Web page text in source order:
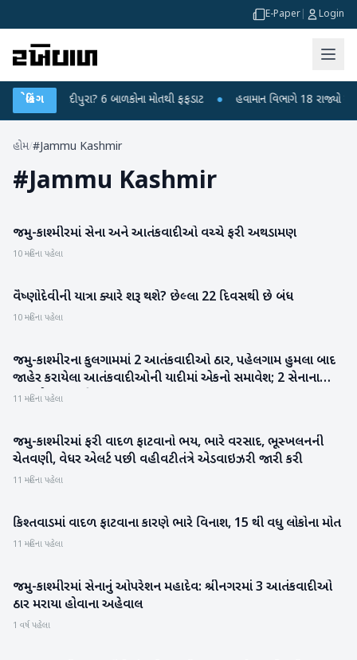
E-Paper Login
બ્રેકિંગ
કે ચાંદીપુરા? 6 બાળકોના મોતથી ફફડાટ ● હવામાન વિભાગે 18 રાજ્યો માટે
હોમ/#Jammu Kashmir
#Jammu Kashmir
રાષ્ટ્રીય
જમ્મુ-કાશ્મીરમાં સેના અને આતંકવાદીઓ વચ્ચે ફરી અથડામણ
10 મહિના પહેલા
રાષ્ટ્રીય
વૈષ્ણોદેવીની યાત્રા ક્યારે શરૂ થશે? છેલ્લા 22 દિવસથી છે બંધ
10 મહિના પહેલા
રાષ્ટ્રીય
જમ્મુ-કાશ્મીરના કુલગામમાં 2 આતંકવાદીઓ ઠાર, પહેલગામ હુમલા બાદ
જાહેર કરાયેલા આતંકવાદીઓની યાદીમાં એકનો સમાવેશ; 2 સેનાના
જવાનો પણ શહીદ થયા
11 મહિના પહેલા
રાષ્ટ્રીય
જમ્મુ-કાશ્મીરમાં ફરી વાદળ ફાટવાનો ભય, ભારે વરસાદ, ભૂસ્ખલનની
ચેતવણી, વેધર એલર્ટ પછી વહીવટીતંત્રે એડવાઇઝરી જારી કરી
11 મહિના પહેલા
રાષ્ટ્રીય
કિશ્તવાડમાં વાદળ ફાટવાના કારણે ભારે વિનાશ, 15 થી વધુ લોકોના મોત
11 મહિના પહેલા
રાષ્ટ્રીય
જમ્મુ-કાશ્મીરમાં સેનાનું ઓપરેશન મહાદેવ: શ્રીનગરમાં 3 આતંકવાદીઓ
ઠાર મરાયા હોવાના અહેવાલ
1 વર્ષ પહેલા